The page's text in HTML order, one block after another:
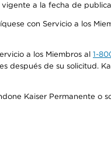
a la fecha de
con Servicio a los
a los Miembros al 1-
de su solicitud.
Kaiser Permanente o